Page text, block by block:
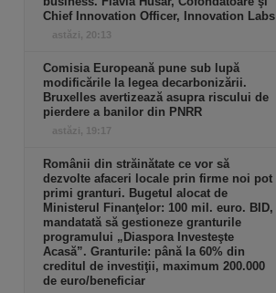
Chief Innovation Officer, Innovation Labs
astăzi, 20:13
Comisia Europeană pune sub lupă
modificările la legea decarbonizării.
Bruxelles avertizează asupra riscului de
pierdere a banilor din PNRR
astăzi, 19:17
Românii din străinătate ce vor să
dezvolte afaceri locale prin firme noi pot
primi granturi. Bugetul alocat de
Ministerul Finanţelor: 100 mil. euro. BID,
mandatată să gestioneze granturile
programului „Diaspora Investeşte
Acasă”. Granturile: până la 60% din
creditul de investiţii, maximum 200.000
de euro/beneficiar